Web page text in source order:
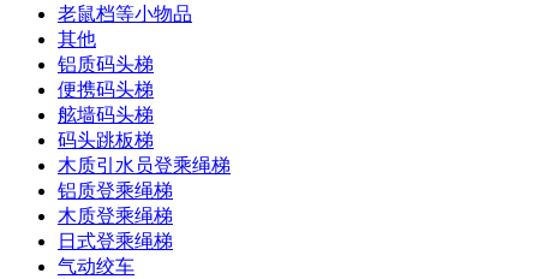
老鼠档等小物品
其他
铝质码头梯
便携码头梯
舷墙码头梯
码头跳板梯
木质引水员登乘绳梯
铝质登乘绳梯
木质登乘绳梯
日式登乘绳梯
气动绞车